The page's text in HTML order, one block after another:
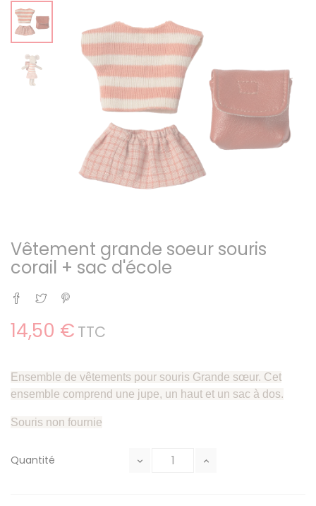
Vêtement grande soeur souris
corail + sac d'école
Partager
Tweet
14,50 € TTC
Ensemble de vêtements pour souris Grande sœur. Cet
ensemble comprend une jupe, un haut et un sac à dos.
Souris non fournie
Quantité